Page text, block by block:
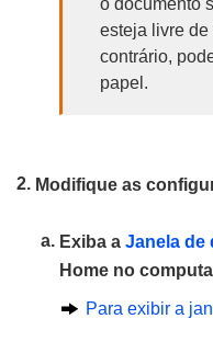
o documento
esteja livre
contrário,
papel.
Modifique as
Exiba a Janela de
Home no
Para exibir a